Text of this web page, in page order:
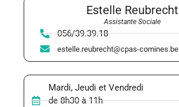
Estelle Reubrecht
Assistante Sociale
056/39.39.18
estelle.reubrecht@cpas-comines.be
Mardi, Jeudi et Vendredi
de 8h30 à 11h